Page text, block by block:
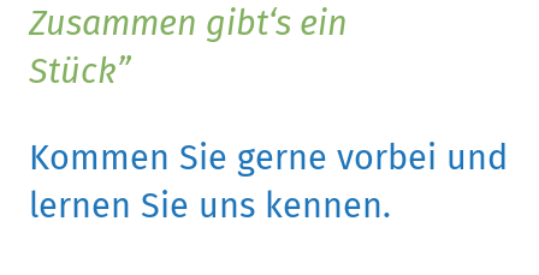
Zusammen gibt‘s ein
Stück
Kommen Sie gerne vorbei und
lernen Sie uns kennen.